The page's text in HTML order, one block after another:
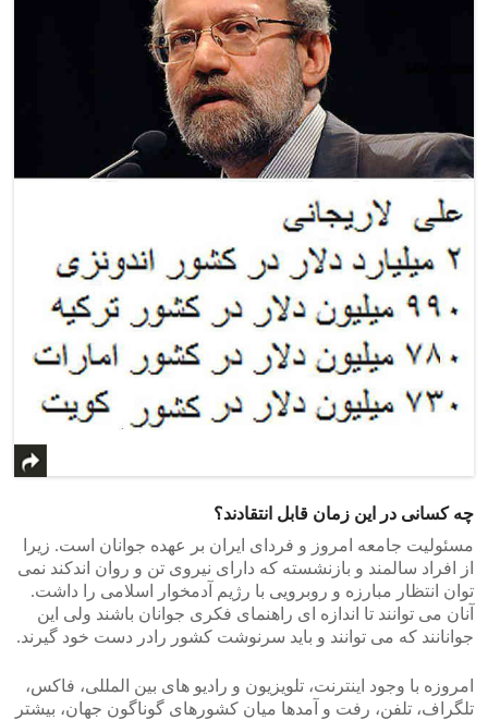
چه کسانی در این زمان قابل انتقادند؟
مسئولیت جامعه امروز و فردای ایران بر عهده جوانان است. زیرا
از افراد سالمند و بازنشسته که دارای نیروی تن و روان اندکند نمی
توان انتظار مبارزه و روبرویی با رژیم آدمخوار اسلامی را داشت.
آنان می توانند تا اندازه ای راهنمای فکری جوانان باشند ولی این
جوانانند که می توانند و باید سرنوشت کشور رادر دست خود گیرند.
امروزه با وجود اینترنت، تلویزیون و رادیو های بین المللی، فاکس،
تلگراف، تلفن، رفت و آمدها میان کشورهای گوناگون جهان، بیشتر